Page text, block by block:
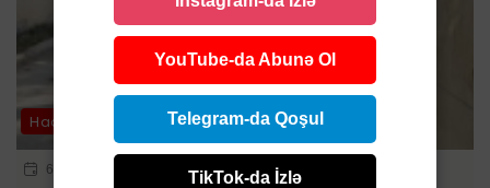
Hadisə
6 AVQ 2026 | 21:01
YouTube-da Abunə Ol
Telegram-da Qoşul
TikTok-da İzlə